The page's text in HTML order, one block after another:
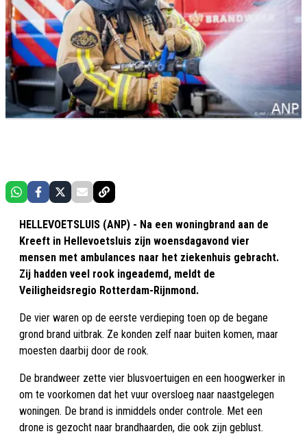
HELLEVOETSLUIS (ANP) - Na een woningbrand aan de
Kreeft in Hellevoetsluis zijn woensdagavond vier
mensen met ambulances naar het ziekenhuis gebracht.
Zij hadden veel rook ingeademd, meldt de
Veiligheidsregio Rotterdam-Rijnmond.
De vier waren op de eerste verdieping toen op de begane
grond brand uitbrak. Ze konden zelf naar buiten komen, maar
moesten daarbij door de rook.
De brandweer zette vier blusvoertuigen en een hoogwerker in
om te voorkomen dat het vuur oversloeg naar naastgelegen
woningen. De brand is inmiddels onder controle. Met een
drone is gezocht naar brandhaarden, die ook zijn geblust.